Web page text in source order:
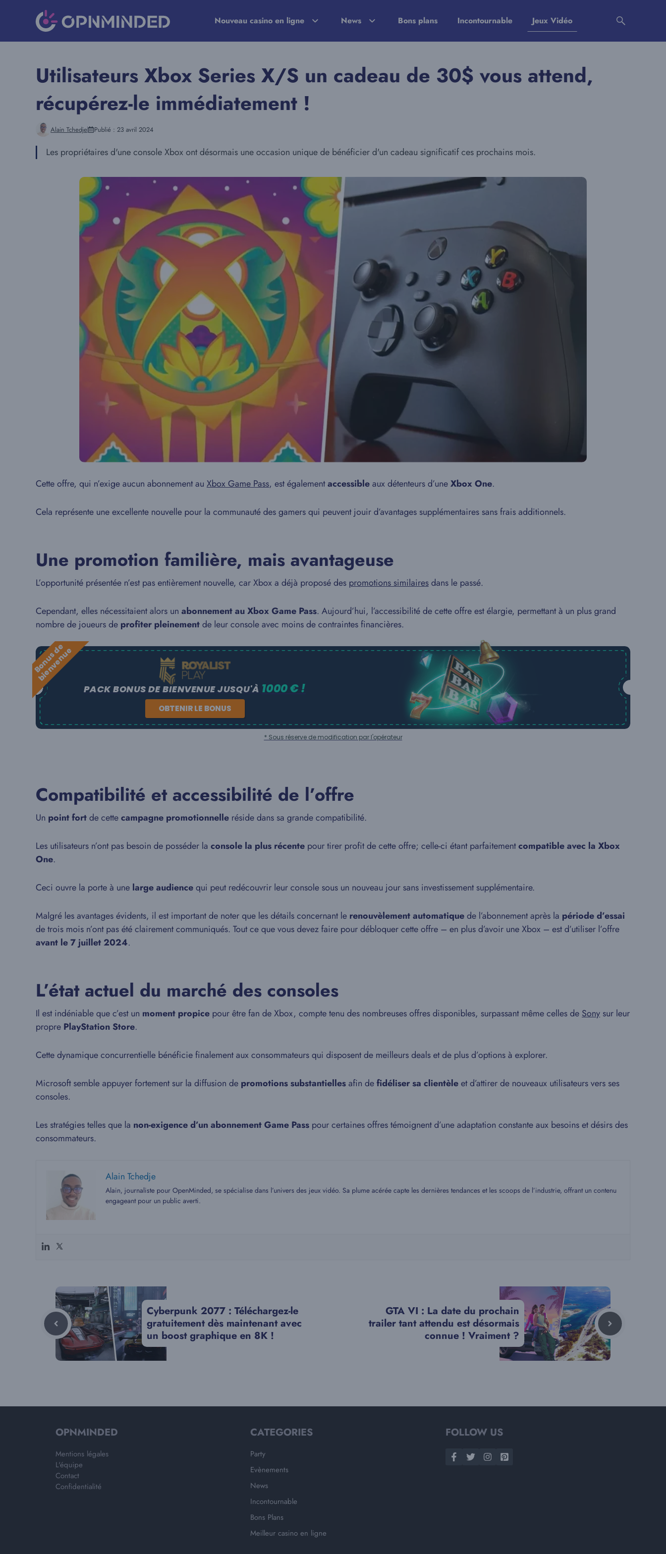
Nouveau casino en ligne News Bons plans Incontournable Jeux Vidéo
Utilisateurs Xbox Series X/S un cadeau de 30$ vous attend,
récupérez-le immédiatement !
Alain Tchedje Publié : 23 avril 2024
Les propriétaires d'une console Xbox ont désormais une occasion unique de bénéficier d'un cadeau significatif ces prochains mois.
Cette offre, qui n’exige aucun abonnement au Xbox Game Pass, est égalementaccessibleaux détenteurs d’uneXbox One.
Cela représente une excellente nouvelle pour la communauté des gamers qui peuvent jouir d’avantages supplémentaires sans frais additionnels.
Une promotion familière, mais avantageuse
L’opportunité présentée n’est pas entièrement nouvelle, car Xbox a déjà proposé des promotions similairesdans le passé.
Cependant, elles nécessitaient alors un abonnement au Xbox Game Pass. Aujourd’hui, l’accessibilité de cette offre est élargie, permettant à un plus grand
nombre de joueurs de profiter pleinementde leur console avec moins de contraintes financières.
B
o
n
u
s
d
e
b
i
e
n
v
e
n
u
e
PACK BONUS DE BIENVENUE JUSQU'À 1000 € !
OBTENIR LE BONUS
* Sous réserve de modification par l'opérateur
Compatibilité et accessibilité de l’offre
Un point fortde cettecampagne promotionnelle réside dans sa grande compatibilité.
Les utilisateurs n’ont pas besoin de posséder la console la plus récente pour tirer profit de cette offre; celle-ci étant parfaitementcompatible avec la Xbox
One.
Ceci ouvre la porte à une large audiencequi peut redécouvrir leur console sous un nouveau jour sans investissement supplémentaire.
Malgré les avantages évidents, il est important de noter que les détails concernant le renouvèlement automatiquede l’abonnement après la période d’essai
de trois mois n’ont pas été clairement communiqués. Tout ce que vous devez faire pour débloquer cette offre – en plus d’avoir une Xbox – est d’utiliser l’offre
avant le 7 juillet 2024.
L’état actuel du marché des consoles
Il est indéniable que c’est un moment propice pour être fan de Xbox, compte tenu des nombreuses offres disponibles, surpassant même celles de Sony sur leur
propre PlayStation Store.
Cette dynamique concurrentielle bénéficie finalement aux consommateurs qui disposent de meilleurs deals et de plus d’options à explorer.
Microsoft semble appuyer fortement sur la diffusion de promotions substantiellesafin defidéliser sa clientèleet d’attirer de nouveaux utilisateurs vers ses
consoles.
Les stratégies telles que la non-exigence d’un abonnement Game Pass pour certaines offres témoignent d’une adaptation constante aux besoins et désirs des
consommateurs.
Alain Tchedje
Alain, journaliste pour OpenMinded, se spécialise dans l’univers des jeux vidéo. Sa plume acérée capte les dernières tendances et les scoops de l’industrie, offrant un contenu
engageant pour un public averti.
Cyberpunk 2077 : Téléchargez-le
gratuitement dès maintenant avec
un boost graphique en 8K !
GTA VI : La date du prochain
trailer tant attendu est désormais
connue ! Vraiment ?
OPNMINDED
Mentions légales
L'équipe
Contact
Confidentialité
CATEGORIES
Party
Evènements
News
Incontournable
Bons Plans
Meilleur casino en ligne
FOLLOW US